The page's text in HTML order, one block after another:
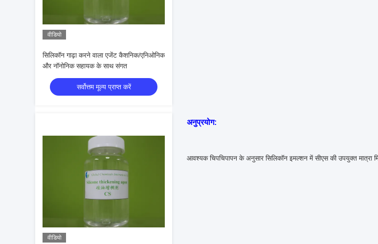
वीडियो
सिलिकॉन गाढ़ा करने वाला एजेंट कैशनिक/एनिओनिक
और नॉनोनिक सहायक के साथ संगत
सर्वोत्तम मूल्य प्राप्त करें
वीडियो
अनुप्रयोग:
आवश्यक चिपचिपापन के अनुसार सिलिकॉन इमल्शन में सीएस की उपयुक्त मात्रा